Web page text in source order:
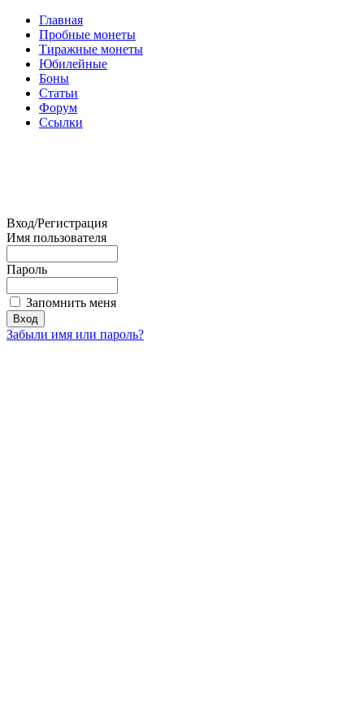
Главная
Пробные монеты
Тиражные монеты
Юбилейные
Боны
Статьи
Форум
Ссылки
Вход/Регистрация
Имя пользователя
Пароль
Запомнить меня
Забыли имя или пароль?